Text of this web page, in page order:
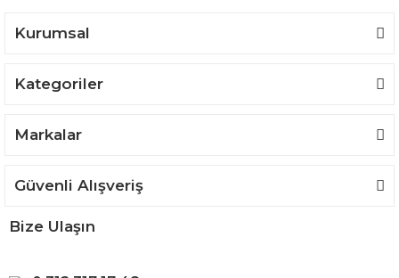
Kurumsal
Kategoriler
Markalar
Güvenli Alışveriş
Bize Ulaşın